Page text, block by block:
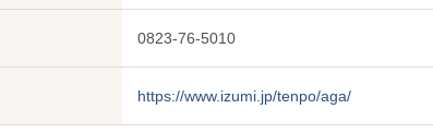
0823-76-5010
https://www.izumi.jp/tenpo/aga/